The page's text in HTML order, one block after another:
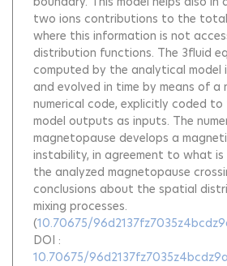
two ions contributions to the
where this information is not
distribution functions. The 3fluid
computed by the analytical model
and evolved in time by means of a
numerical code, explicitly coded
model outputs as inputs. The
magnetopause develops a
instability, in agreement to what
the analyzed magnetopause
conclusions about the spatial
mixing processes.
(10.70675/
DOI :
10.70675/